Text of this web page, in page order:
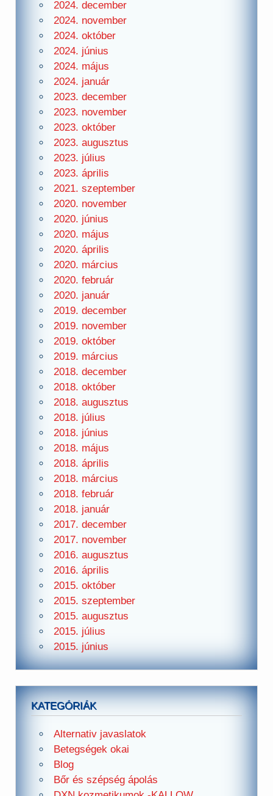
2024. december
2024. november
2024. október
2024. június
2024. május
2024. január
2023. december
2023. november
2023. október
2023. augusztus
2023. július
2023. április
2021. szeptember
2020. november
2020. június
2020. május
2020. április
2020. március
2020. február
2020. január
2019. december
2019. november
2019. október
2019. március
2018. december
2018. október
2018. augusztus
2018. július
2018. június
2018. május
2018. április
2018. március
2018. február
2018. január
2017. december
2017. november
2016. augusztus
2016. április
2015. október
2015. szeptember
2015. augusztus
2015. július
2015. június
KATEGÓRIÁK
Alternativ javaslatok
Betegségek okai
Blog
Bőr és szépség ápolás